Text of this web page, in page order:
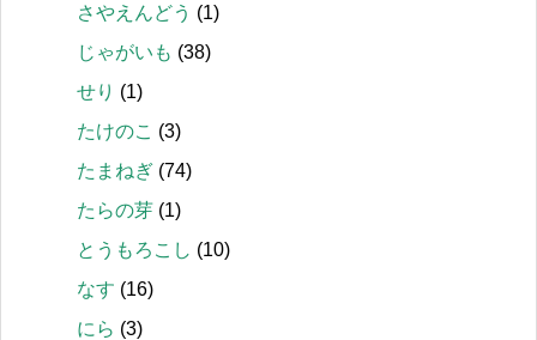
さやえんどう (1)
じゃがいも (38)
せり (1)
たけのこ (3)
たまねぎ (74)
たらの芽 (1)
とうもろこし (10)
なす (16)
にら (3)